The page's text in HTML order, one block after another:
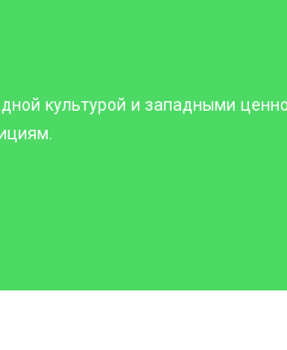
культурой и западными